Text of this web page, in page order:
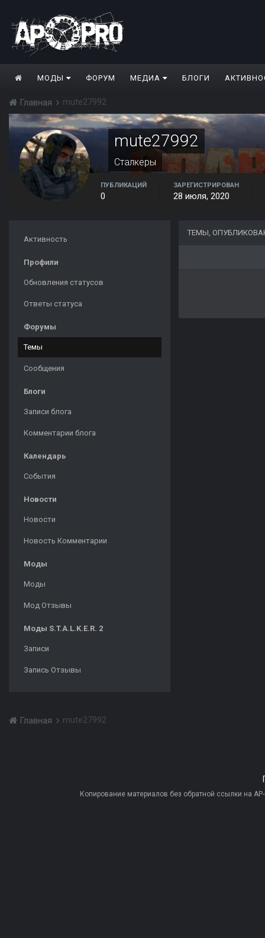
МОДЫ ФОРУМ МЕДИА БЛОГИ
Главная mute27992
mute27992
Сталкеры
ПУБЛИКАЦИЙ
0
ЗАРЕГИСТРИРОВАН
28 июля, 2020
Активность
Профили
Обновления статусов
Ответы статуса
Форумы
Темы
Сообщения
Блоги
Записи блога
Комментарии блога
Календарь
События
Новости
Новости
Новость Комментарии
Моды
Моды
Мод Отзывы
Моды S.T.A.L.K.E.R. 2
Записи
Запись Отзывы
ТЕМЫ,
Главная mute27992
Копирование материалов без обратной ссылки на